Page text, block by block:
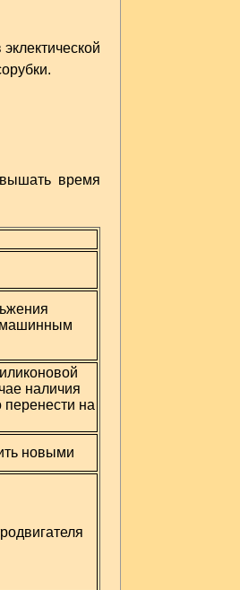
время
машинным
наличия
перенести на
новыми